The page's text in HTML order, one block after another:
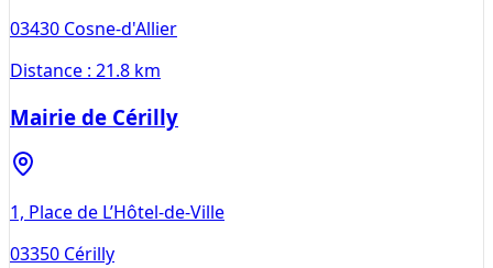
03430 Cosne-d'Allier
Distance : 21.8 km
Mairie de Cérilly
1, Place de L’Hôtel-de-Ville
03350 Cérilly